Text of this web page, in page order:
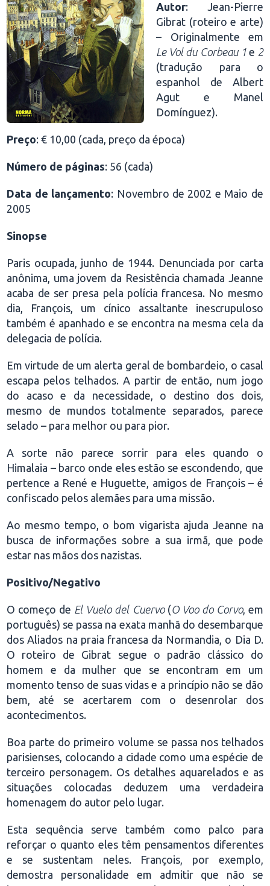
Autor: Jean-Pierre
Gibrat (roteiro e arte)
– Originalmente em
Le Vol du Corbeau 1 e 2
(tradução para o
espanhol de Albert
Agut e Manel
Domínguez).
Preço: € 10,00 (cada, preço da época)
Número de páginas: 56 (cada)
Data de lançamento: Novembro de 2002 e Maio de
2005
Sinopse
Paris ocupada, junho de 1944. Denunciada por carta
anônima, uma jovem da Resistência chamada Jeanne
acaba de ser presa pela polícia francesa. No mesmo
dia, François, um cínico assaltante inescrupuloso
também é apanhado e se encontra na mesma cela da
delegacia de polícia.
Em virtude de um alerta geral de bombardeio, o casal
escapa pelos telhados. A partir de então, num jogo
do acaso e da necessidade, o destino dos dois,
mesmo de mundos totalmente separados, parece
selado – para melhor ou para pior.
A sorte não parece sorrir para eles quando o
Himalaia – barco onde eles estão se escondendo, que
pertence a René e Huguette, amigos de François – é
confiscado pelos alemães para uma missão.
Ao mesmo tempo, o bom vigarista ajuda Jeanne na
busca de informações sobre a sua irmã, que pode
estar nas mãos dos nazistas.
Positivo/Negativo
O começo de El Vuelo del Cuervo (O Voo do Corvo, em
português) se passa na exata manhã do desembarque
dos Aliados na praia francesa da Normandia, o Dia D.
O roteiro de Gibrat segue o padrão clássico do
homem e da mulher que se encontram em um
momento tenso de suas vidas e a princípio não se dão
bem, até se acertarem com o desenrolar dos
acontecimentos.
Boa parte do primeiro volume se passa nos telhados
parisienses, colocando a cidade como uma espécie de
terceiro personagem. Os detalhes aquarelados e as
situações colocadas deduzem uma verdadeira
homenagem do autor pelo lugar.
Esta sequência serve também como palco para
reforçar o quanto eles têm pensamentos diferentes
e se sustentam neles. François, por exemplo,
demostra personalidade em admitir que não se